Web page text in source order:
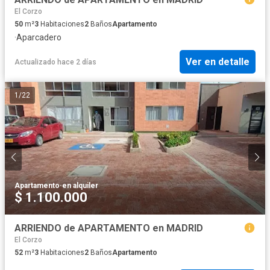
El Corzo
50 m²3 Habitaciones2 BañosApartamento
·Aparcadero
Actualizado hace 2 días Ver en detalle
1 /22
Apartamento·en alquiler
$ 1.100.000
ARRIENDO de APARTAMENTO en MADRID
El Corzo
52 m²3 Habitaciones2 BañosApartamento